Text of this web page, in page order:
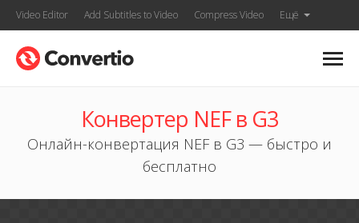
Video Editor Add Subtitles to Video Compress Video Ещё
Конвертер NEF в G3
Онлайн-конвертация NEF в G3 — быстро и
бесплатно